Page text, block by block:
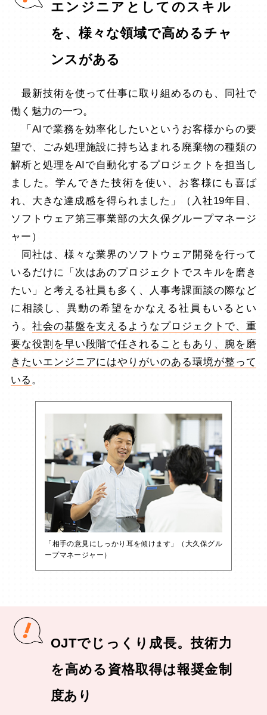
エンジニアとしてのスキル
を、様々な領域で高めるチャ
ンスがある
最新技術を使って仕事に取り組めるのも、同社で
働く魅力の一つ。
「AIで業務を効率化したいというお客様からの要
望で、ごみ処理施設に持ち込まれる廃棄物の種類の
解析と処理をAIで自動化するプロジェクトを担当し
ました。学んできた技術を使い、お客様にも喜ば
れ、大きな達成感を得られました」（入社19年目、
ソフトウェア第三事業部の大久保グループマネージ
ャー）
同社は、様々な業界のソフトウェア開発を行って
いるだけに「次はあのプロジェクトでスキルを磨き
たい」と考える社員も多く、人事考課面談の際など
に相談し、異動の希望をかなえる社員もいるとい
う。 社会の基盤を支えるようなプロジェクトで、重
要な役割を早い段階で任されることもあり、腕を磨
きたいエンジニアにはやりがいのある環境が整って
いる 。
「相手の意見にしっかり耳を傾けます」（大久保グル
ープマネージャー）
OJTでじっくり成長。技術力
を高める資格取得は報奨金制
度あり